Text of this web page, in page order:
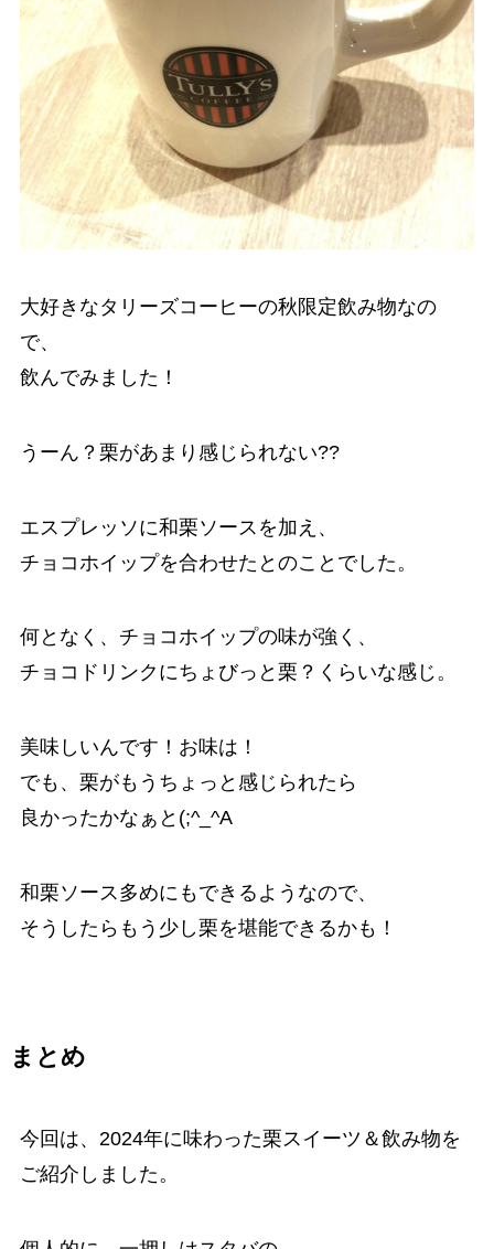
大好きなタリーズコーヒーの秋限定飲み物なの
で、
飲んでみました！
うーん？栗があまり感じられない??
エスプレッソに和栗ソースを加え、
チョコホイップを合わせたとのことでした。
何となく、チョコホイップの味が強く、
チョコドリンクにちょびっと栗？くらいな感じ。
美味しいんです！お味は！
でも、栗がもうちょっと感じられたら
良かったかなぁと(;^_^A
和栗ソース多めにもできるようなので、
そうしたらもう少し栗を堪能できるかも！
まとめ
今回は、2024年に味わった栗スイーツ＆飲み物を
ご紹介しました。